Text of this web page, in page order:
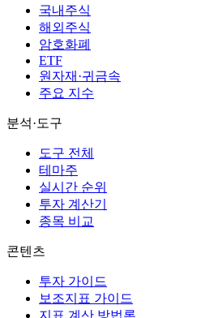
국내주식
해외주식
암호화폐
ETF
원자재·귀금속
주요 지수
분석·도구
도구 전체
테마주
실시간 순위
투자 계산기
종목 비교
콘텐츠
투자 가이드
보조지표 가이드
지표 계산 방법론